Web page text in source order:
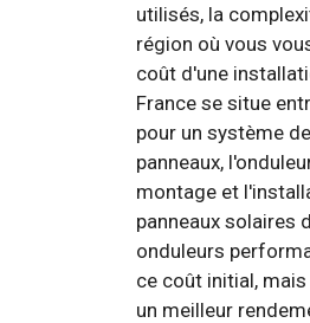
utilisés, la
région où vous
coût d'une
France se situe
pour un système
panneaux,
montage et
panneaux solaires
onduleurs
ce coût initial,
un meilleur